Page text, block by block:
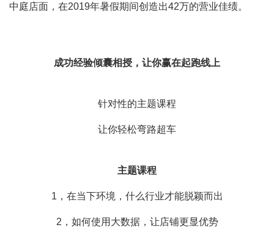
中庭店面，在2019年暑假期间创造出42万的营业佳绩。
成功经验倾囊相授，让你赢在起跑线上
针对性的主题课程
让你轻松弯路超车
主题课程
1，在当下环境，什么行业才能脱颖而出
2，如何使用大数据，让店铺更显优势